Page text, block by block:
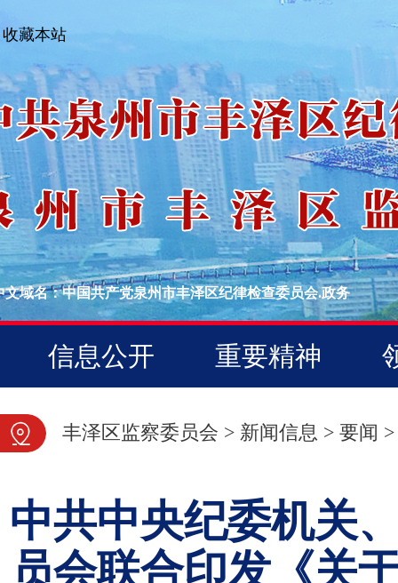
收藏本站
文域名：中国共产党泉州市丰泽区纪律检查委员会.政务
信息公开 重要精神
图片新闻
丰泽区监察委员会 > 新闻信息 > 要闻 >
中共中央纪委机关
员会联合印发《关